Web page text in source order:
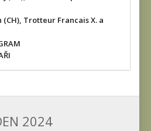
Trotteur Francais X. a
2024